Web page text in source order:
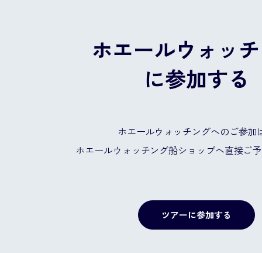
ホエールウォッ
に参加する
ホエールウォッチングへのご参加
ホエールウォッチング船ショップへ直接ご
ツアーに参加する